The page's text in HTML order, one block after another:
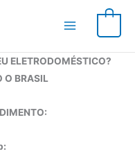
ELETRODOMÉSTICO?
O BRASIL